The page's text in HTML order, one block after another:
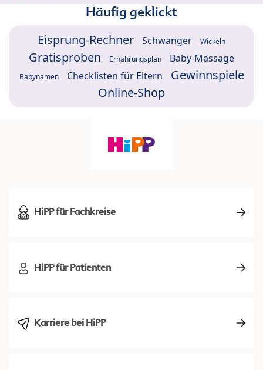
Häufig geklickt
Eisprung-Rechner Schwanger Wickeln
Gratisproben Ernährungsplan Baby-Massage
Babynamen Checklisten für Eltern
Gewinnspiele
Online-Shop
HiPP für Fachkreise
HiPP für Patienten
Karriere bei HiPP